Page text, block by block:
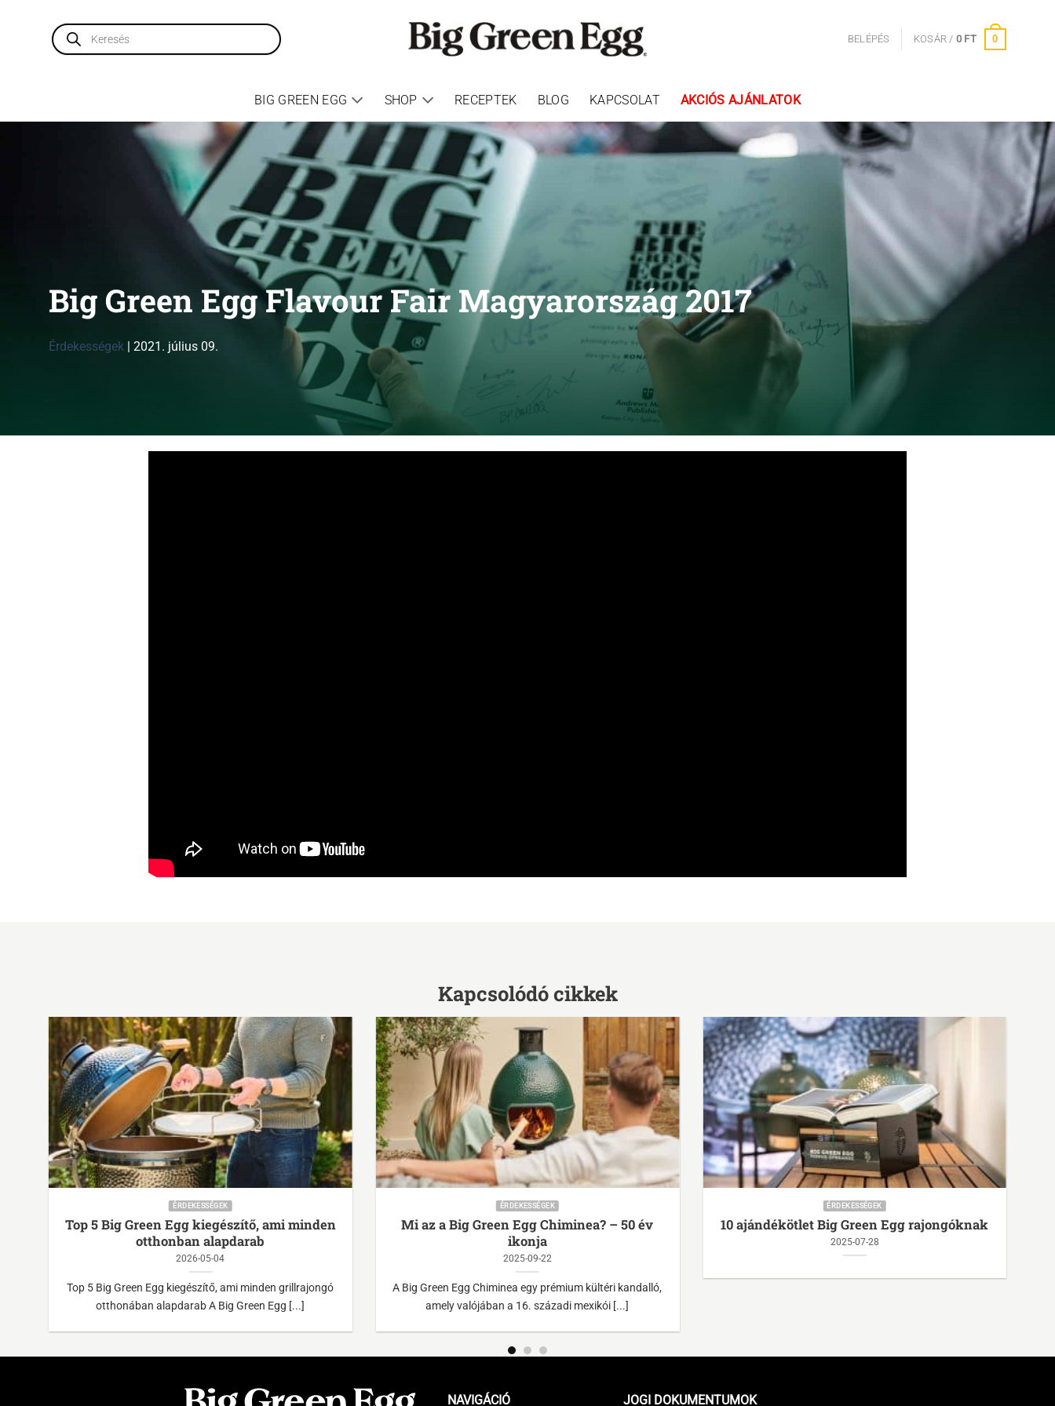
Products
search
BELÉPÉS KOSÁR / 0 FT 0
BIG GREEN EGG SHOP RECEPTEK BLOG KAPCSOLAT AKCIÓS AJÁNLATOK
Big Green Egg Flavour Fair Magyarország 2017
Érdekességek 2021. július 09.
Kapcsolódó cikkek
ÉRDEKESSÉGEK
Top 5 Big Green Egg kiegészítő, ami minden
otthonban alapdarab
2026-05-04
Top 5 Big Green Egg kiegészítő, ami minden grillrajongó
otthonában alapdarab A Big Green Egg [...]
ÉRDEKESSÉGEK
Mi az a Big Green Egg Chiminea? – 50 év
ikonja
2025-09-22
A Big Green Egg Chiminea egy prémium kültéri kandalló,
amely valójában a 16. századi mexikói [...]
ÉRDEKESSÉGEK
10 ajándékötlet Big Green Egg rajongóknak
2025-07-28
NAVIGÁCIÓ JOGI DOKUMENTUMOK